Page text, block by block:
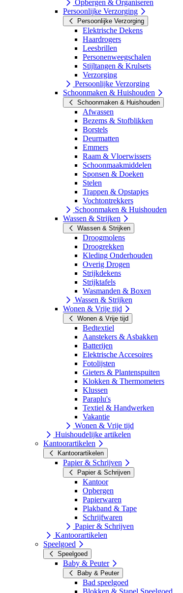
Opbergen & Organiseren
Persoonlijke Verzorging
Persoonlijke Verzorging
Elektrische Dekens
Haardrogers
Leesbrillen
Personenweegschalen
Stijltangen & Krulsets
Verzorging
Persoonlijke Verzorging
Schoonmaken & Huishouden
Schoonmaken & Huishouden
Afwassen
Bezems & Stofblikken
Borstels
Deurmatten
Emmers
Raam & Vloerwissers
Schoonmaakmiddelen
Sponsen & Doeken
Stelen
Trappen & Opstapjes
Vochtontrekkers
Schoonmaken & Huishouden
Wassen & Strijken
Wassen & Strijken
Droogmolens
Droogrekken
Kleding Onderhouden
Overig Drogen
Strijkdekens
Strijktafels
Wasmanden & Boxen
Wassen & Strijken
Wonen & Vrije tijd
Wonen & Vrije tijd
Bedtextiel
Aanstekers & Asbakken
Batterijen
Elektrische Accesoires
Fotolijsten
Gieters & Plantenspuiten
Klokken & Thermometers
Klussen
Paraplu's
Textiel & Handwerken
Vakantie
Wonen & Vrije tijd
Huishoudelijke artikelen
Kantoorartikelen
Kantoorartikelen
Papier & Schrijven
Papier & Schrijven
Kantoor
Opbergen
Papierwaren
Plakband & Tape
Schrijfwaren
Papier & Schrijven
Kantoorartikelen
Speelgoed
Speelgoed
Baby & Peuter
Baby & Peuter
Bad speelgoed
Blokken & Stapel Speelgoed